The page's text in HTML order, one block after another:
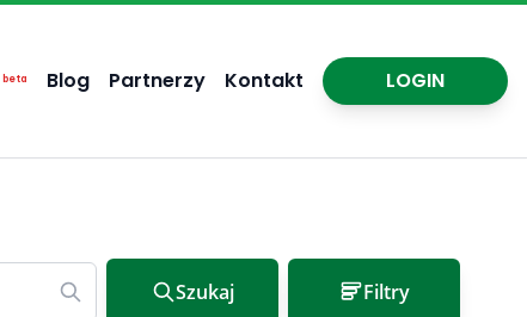
beta Blog Partnerzy Kontakt LOGIN
Szukaj Filtry